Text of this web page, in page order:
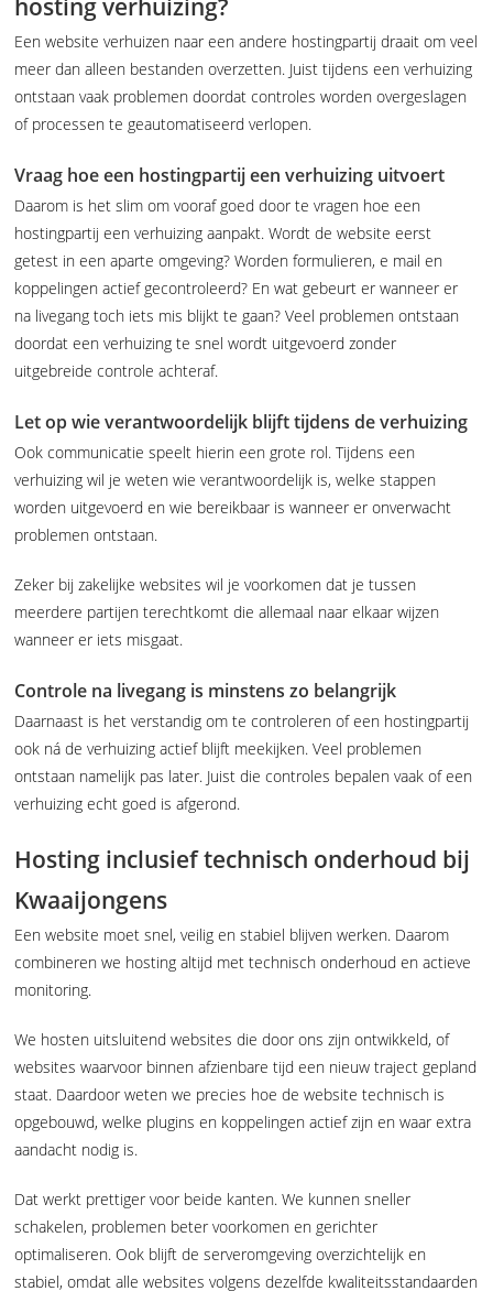
hosting verhuizing?
Een website verhuizen naar een andere hostingpartij draait om veel
meer dan alleen bestanden overzetten. Juist tijdens een verhuizing
ontstaan vaak problemen doordat controles worden overgeslagen
of processen te geautomatiseerd verlopen.
Vraag hoe een hostingpartij een verhuizing uitvoert
Daarom is het slim om vooraf goed door te vragen hoe een
hostingpartij een verhuizing aanpakt. Wordt de website eerst
getest in een aparte omgeving? Worden formulieren, e mail en
koppelingen actief gecontroleerd? En wat gebeurt er wanneer er
na livegang toch iets mis blijkt te gaan? Veel problemen ontstaan
doordat een verhuizing te snel wordt uitgevoerd zonder
uitgebreide controle achteraf.
Let op wie verantwoordelijk blijft tijdens de verhuizing
Ook communicatie speelt hierin een grote rol. Tijdens een
verhuizing wil je weten wie verantwoordelijk is, welke stappen
worden uitgevoerd en wie bereikbaar is wanneer er onverwacht
problemen ontstaan.
Zeker bij zakelijke websites wil je voorkomen dat je tussen
meerdere partijen terechtkomt die allemaal naar elkaar wijzen
wanneer er iets misgaat.
Controle na livegang is minstens zo belangrijk
Daarnaast is het verstandig om te controleren of een hostingpartij
ook ná de verhuizing actief blijft meekijken. Veel problemen
ontstaan namelijk pas later. Juist die controles bepalen vaak of een
verhuizing echt goed is afgerond.
Hosting inclusief technisch onderhoud bij
Kwaaijongens
Een website moet snel, veilig en stabiel blijven werken. Daarom
combineren we hosting altijd met technisch onderhoud en actieve
monitoring.
We hosten uitsluitend websites die door ons zijn ontwikkeld, of
websites waarvoor binnen afzienbare tijd een nieuw traject gepland
staat. Daardoor weten we precies hoe de website technisch is
opgebouwd, welke plugins en koppelingen actief zijn en waar extra
aandacht nodig is.
Dat werkt prettiger voor beide kanten. We kunnen sneller
schakelen, problemen beter voorkomen en gerichter
optimaliseren. Ook blijft de serveromgeving overzichtelijk en
stabiel, omdat alle websites volgens dezelfde kwaliteitsstandaarden